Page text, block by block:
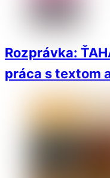
Rozprávka:
práca s textom